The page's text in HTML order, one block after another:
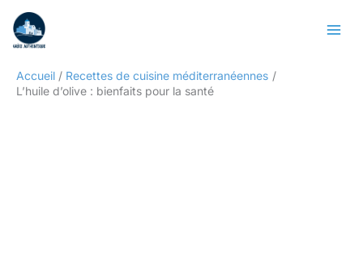
contenu
Accueil
Recettes de cuisine méditerranéennes
L’huile d’olive : bienfaits pour la santé
Rechercher